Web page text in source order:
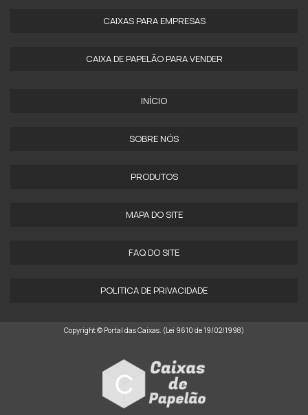
CAIXAS PARA EMPRESAS
CAIXA DE PAPELÃO PARA VENDER
INÍCIO
SOBRE NÓS
PRODUTOS
MAPA DO SITE
FAQ DO SITE
POLITICA DE PRIVACIDADE
Copyright © Portal das Caixas. (Lei 9610 de 19/02/1998)